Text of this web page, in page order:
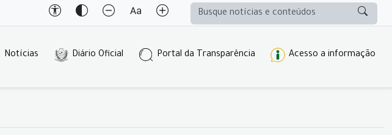
Notícias Diário Oficial Portal da Transparência Acesso a informação